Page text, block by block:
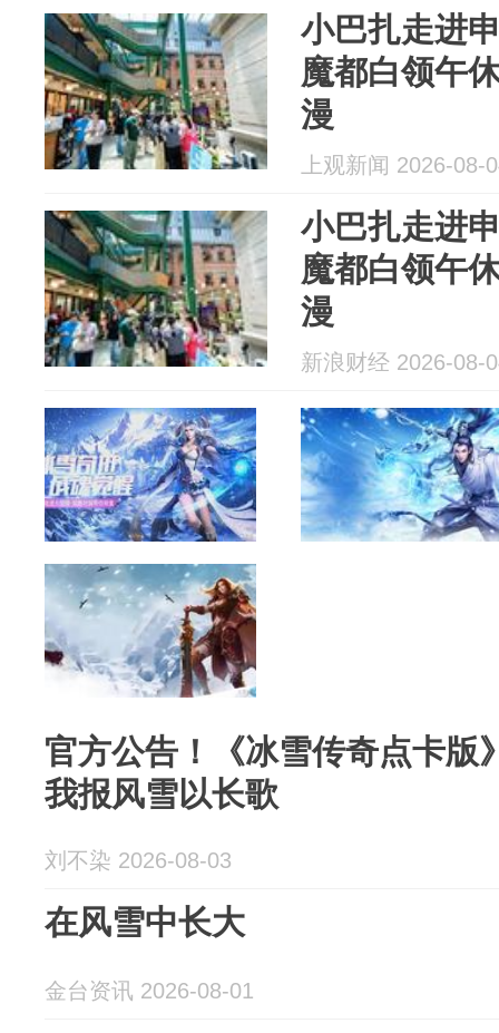
小巴扎走进
魔都白领午
漫
上观新闻 2026-08-
小巴扎走进
魔都白领午
漫
新浪财经 2026-08-
官方公告！《冰雪传奇点卡版
我报风雪以长歌
刘不染 2026-08-03
在风雪中长大
金台资讯 2026-08-01